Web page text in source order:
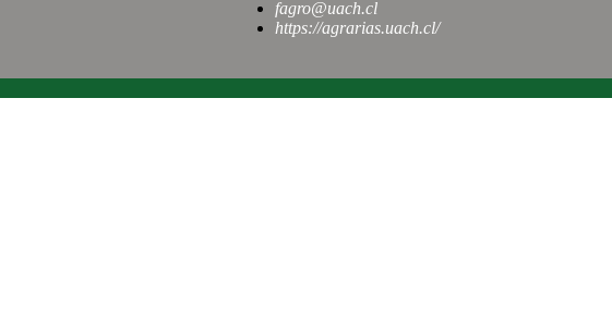
fagro@uach.cl
https://agrarias.uach.cl/